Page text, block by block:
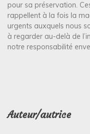
pour sa préservation.
rappellent à la fois la
urgents auxquels nous
à regarder au-delà de
notre responsabilité
Auteur/autrice